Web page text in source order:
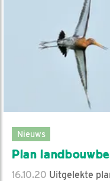
Nieuws
Plan
16.10.20 Uitgelekte